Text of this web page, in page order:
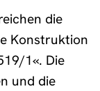
die
Konstruktion
1«. Die
und die